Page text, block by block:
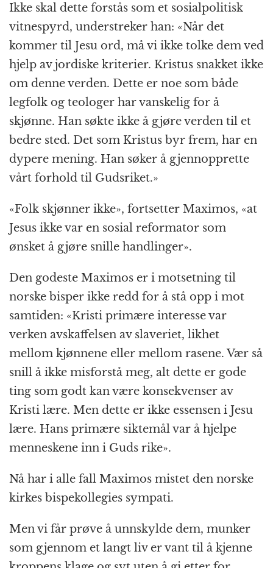
Ikke skal dette forstås som et sosialpolitisk
vitnespyrd, understreker han: «Når det
kommer til Jesu ord, må vi ikke tolke dem ved
hjelp av jordiske kriterier. Kristus snakket ikke
om denne verden. Dette er noe som både
legfolk og teologer har vanskelig for å
skjønne. Han søkte ikke å gjøre verden til et
bedre sted. Det som Kristus byr frem, har en
dypere mening. Han søker å gjennopprette
vårt forhold til Gudsriket.»
«Folk skjønner ikke», fortsetter Maximos, «at
Jesus ikke var en sosial reformator som
ønsket å gjøre snille handlinger».
Den godeste Maximos er i motsetning til
norske bisper ikke redd for å stå opp i mot
samtiden: «Kristi primære interesse var
verken avskaffelsen av slaveriet, likhet
mellom kjønnene eller mellom rasene. Vær så
snill å ikke misforstå meg, alt dette er gode
ting som godt kan være konsekvenser av
Kristi lære. Men dette er ikke essensen i Jesu
lære. Hans primære siktemål var å hjelpe
menneskene inn i Guds rike».
Nå har i alle fall Maximos mistet den norske
kirkes bispekollegies sympati.
Men vi får prøve å unnskylde dem, munker
som gjennom et langt liv er vant til å kjenne